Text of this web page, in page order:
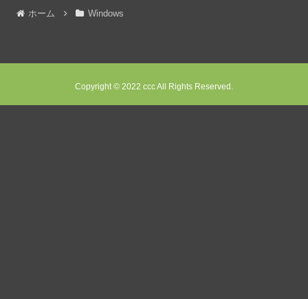
ホーム Windows
Copyright © 2022 ccc All Rights Reserved.